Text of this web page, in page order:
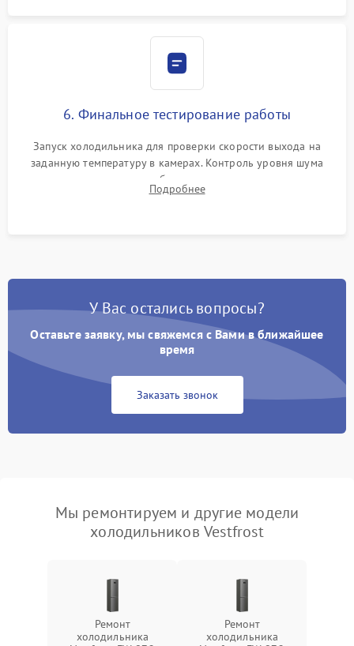
6. Финальное тестирование работы
Запуск холодильника для проверки скорости выхода на
заданную температуру в камерах. Контроль уровня шума
компрессора, отсутствия обмерзания стенок и корректного
срабатывания системы автоматической оттайки.
Подробнее
У Вас остались вопросы?
Оставьте заявку, мы свяжемся с Вами в ближайшее
время
Заказать звонок
Мы ремонтируем и другие модели
холодильников Vestfrost
Ремонт
холодильника
Ремонт
холодильника